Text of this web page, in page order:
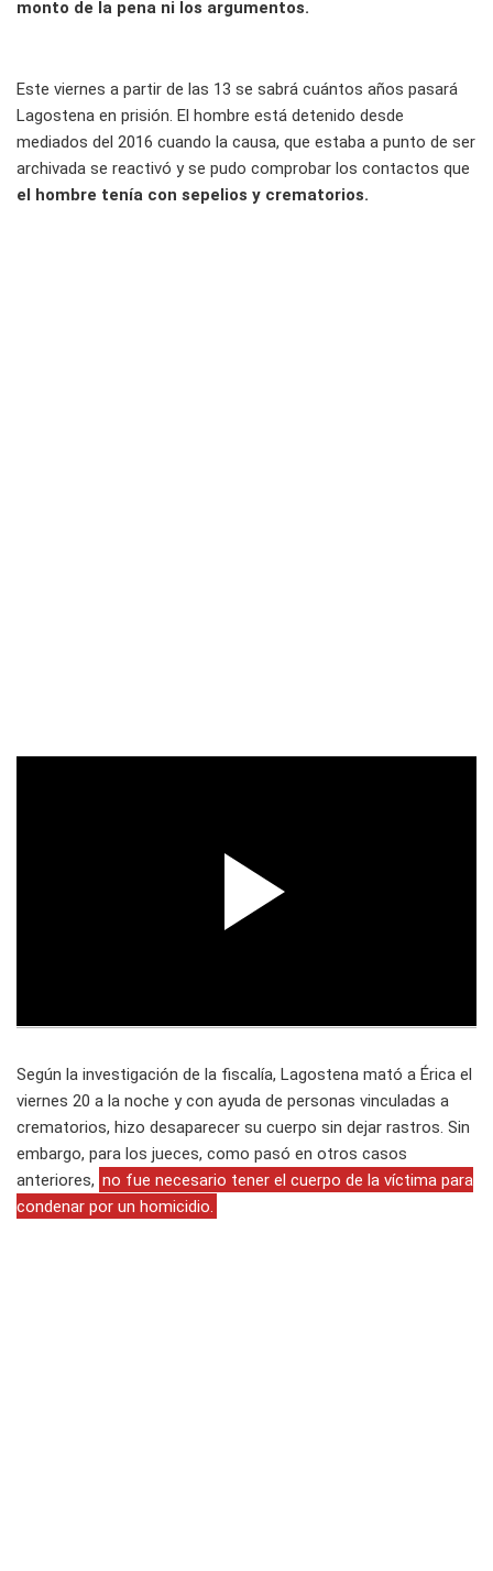
monto de la pena ni los argumentos.
Este viernes a partir de las 13 se sabrá cuántos años pasará
Lagostena en prisión. El hombre está detenido desde
mediados del 2016 cuando la causa, que estaba a punto de ser
archivada se reactivó y se pudo comprobar los contactos que
el hombre tenía con sepelios y crematorios.
Según la investigación de la fiscalía, Lagostena mató a Érica el
viernes 20 a la noche y con ayuda de personas vinculadas a
crematorios, hizo desaparecer su cuerpo sin dejar rastros. Sin
embargo, para los jueces, como pasó en otros casos
anteriores, no fue necesario tener el cuerpo de la víctima para
condenar por un homicidio.